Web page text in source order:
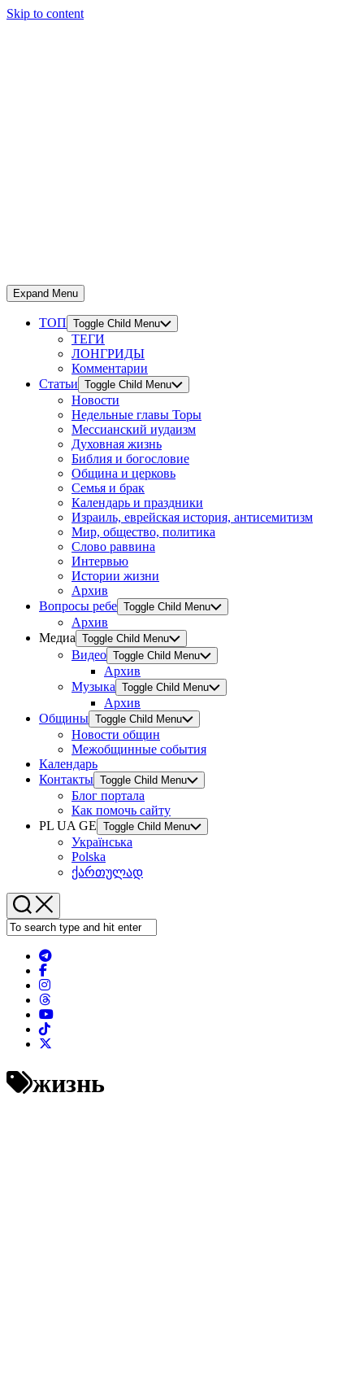
Skip to content
Expand Menu
ТОП Toggle Child Menu
ТЕГИ
ЛОНГРИДЫ
Комментарии
Статьи Toggle Child Menu
Новости
Недельные главы Торы
Мессианский иудаизм
Духовная жизнь
Библия и богословие
Община и церковь
Семья и брак
Календарь и праздники
Израиль, еврейская история, антисемитизм
Мир, общество, политика
Слово раввина
Интервью
Истории жизни
Архив
Вопросы ребе Toggle Child Menu
Архив
Медиа Toggle Child Menu
Видео Toggle Child Menu
Архив
Музыка Toggle Child Menu
Архив
Общины Toggle Child Menu
Новости общин
Межобщинные события
Календарь
Контакты Toggle Child Menu
Блог портала
Как помочь сайту
PL UA GE Toggle Child Menu
Українська
Polska
ქართულად
жизнь